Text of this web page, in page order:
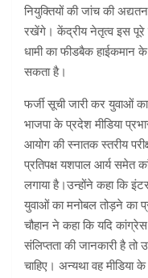
नियुक्तियों की जांच की
रखेंगे। केंद्रीय नेतृत्व इस पूरे
धामी का फीडबैक हाईकमान के
सकता है।
फर्जी सूची जारी कर युवाओं
भाजपा के प्रदेश मीडिया
आयोग की स्नातक स्तरीय
प्रतिपक्ष यशपाल आर्य समेत
लगाया है।उन्होंने कहा कि
युवाओं का मनोबल तोड़ने का
चौहान ने कहा कि यदि
संलिप्तता की जानकारी है
चाहिए। अन्यथा वह मीडिया